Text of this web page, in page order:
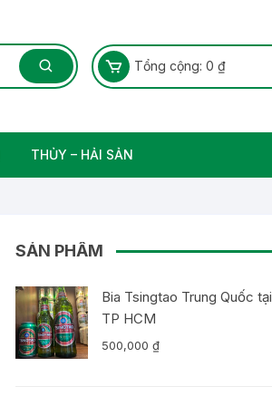
Tổng cộng: 0 ₫
THỦY – HẢI SẢN
SẢN PHẨM
Bia Tsingtao Trung Quốc tại
TP HCM
500,000 ₫